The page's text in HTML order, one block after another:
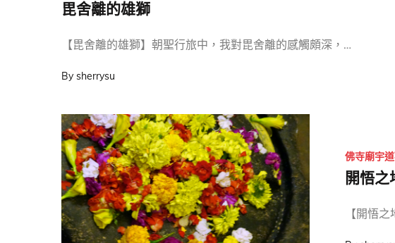
毘舍離的雄獅
【毘舍離的雄獅】朝聖行旅中，我對毘舍離的感觸頗深，…
By sherrysu
佛寺廟宇
開悟之
【開悟